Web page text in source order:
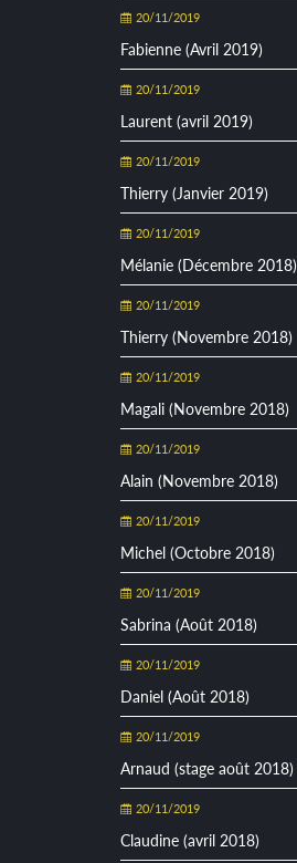
20/11/2019
Fabienne (Avril 2019)
20/11/2019
Laurent (avril 2019)
20/11/2019
Thierry (Janvier 2019)
20/11/2019
Mélanie (Décembre 2018)
20/11/2019
Thierry (Novembre 2018)
20/11/2019
Magali (Novembre 2018)
20/11/2019
Alain (Novembre 2018)
20/11/2019
Michel (Octobre 2018)
20/11/2019
Sabrina (Août 2018)
20/11/2019
Daniel (Août 2018)
20/11/2019
Arnaud (stage août 2018)
20/11/2019
Claudine (avril 2018)